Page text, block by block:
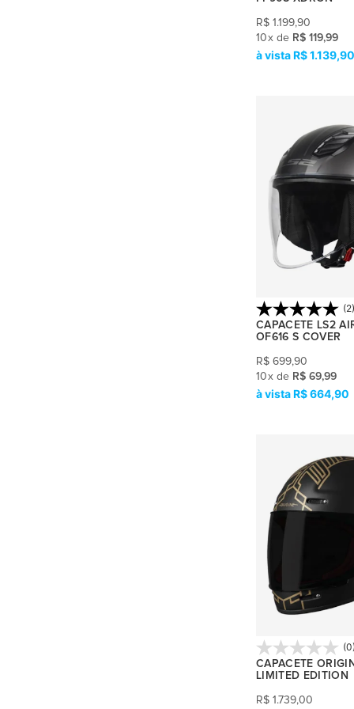
R$ 1.199,90
10x de R$ 119,99
R$ 1.139,90
(2)
CAPACETE LS2
OF616 S COVER
R$ 699,90
10x de R$ 69,99
R$ 664,90
(0)
CAPACETE
LIMITED EDITION
R$ 1.739,00